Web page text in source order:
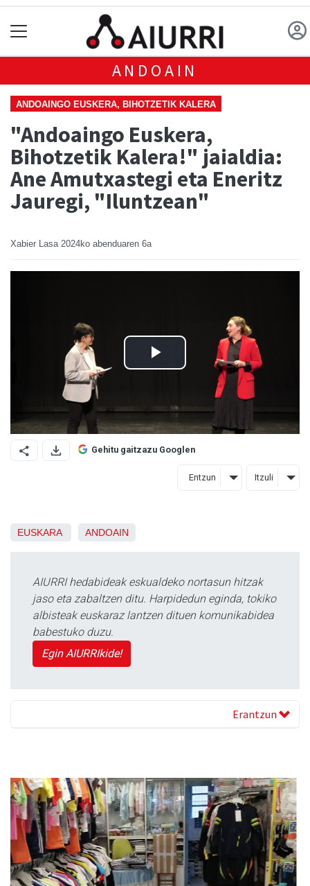
ANDOAIN
ANDOAINGO EUSKERA, BIHOTZETIK KALERA
"Andoaingo Euskera,
Bihotzetik Kalera!" jaialdia:
Ane Amutxastegi eta Eneritz
Jauregi, "Iluntzean"
Xabier Lasa 2024ko abenduaren 6a
Gehitu gaitzazu Googlen
Entzun Itzuli
EUSKARA ANDOAIN
AIURRI hedabideak eskualdeko nortasun hitzak
jaso eta zabaltzen ditu. Harpidedun eginda, tokiko
albisteak euskaraz lantzen dituen komunikabidea
babestuko duzu.
Egin AIURRIkide!
Erantzun